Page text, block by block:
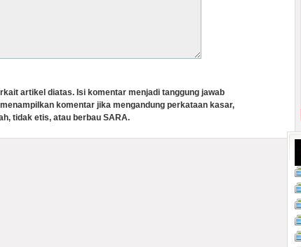
artikel diatas. Isi komentar menjadi tanggung jawab
komentar jika mengandung perkataan kasar,
tidak etis, atau berbau SARA.